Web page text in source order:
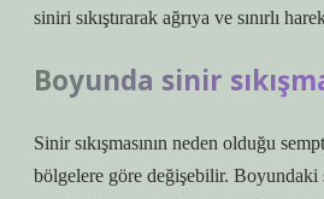
siniri sıkıştırarak ağrıya ve sınırlı
Boyunda sinir
Sinir sıkışmasının neden olduğu
bölgelere göre değişebilir. Boyundaki